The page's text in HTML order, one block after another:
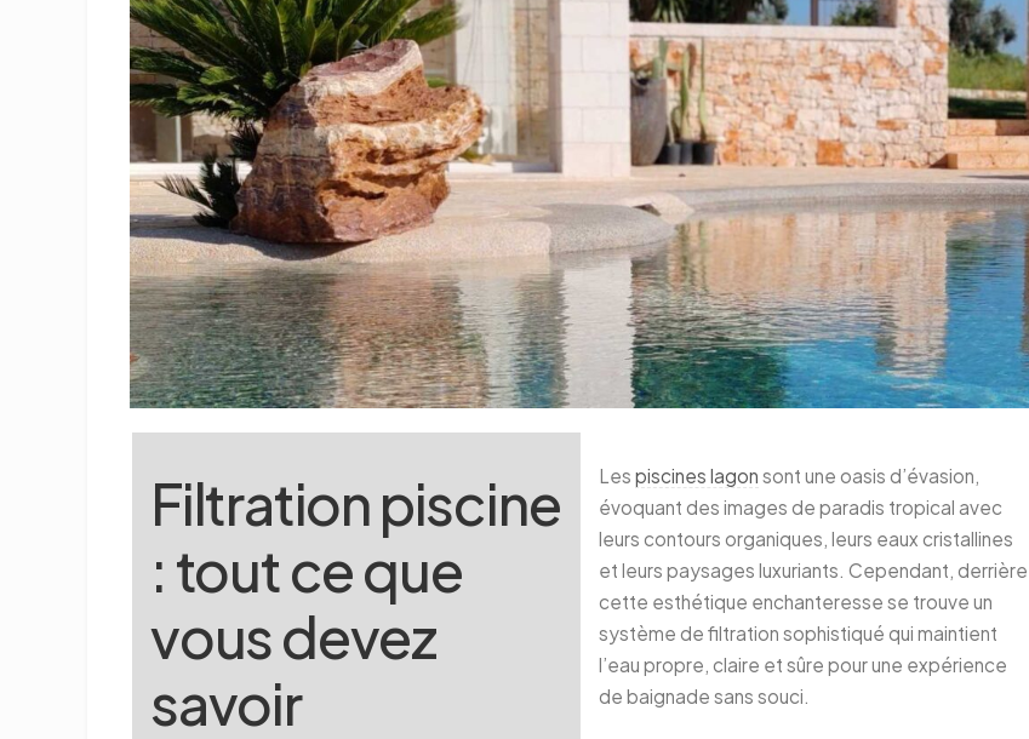
Filtration piscine
: tout ce que
vous devez
savoir
Les piscines lagon sont une oasis d’évasion,
évoquant des images de paradis tropical avec
leurs contours organiques, leurs eaux cristallines
et leurs paysages luxuriants. Cependant, derrière
cette esthétique enchanteresse se trouve un
système de filtration sophistiqué qui maintient
l’eau propre, claire et sûre pour une expérience
de baignade sans souci.